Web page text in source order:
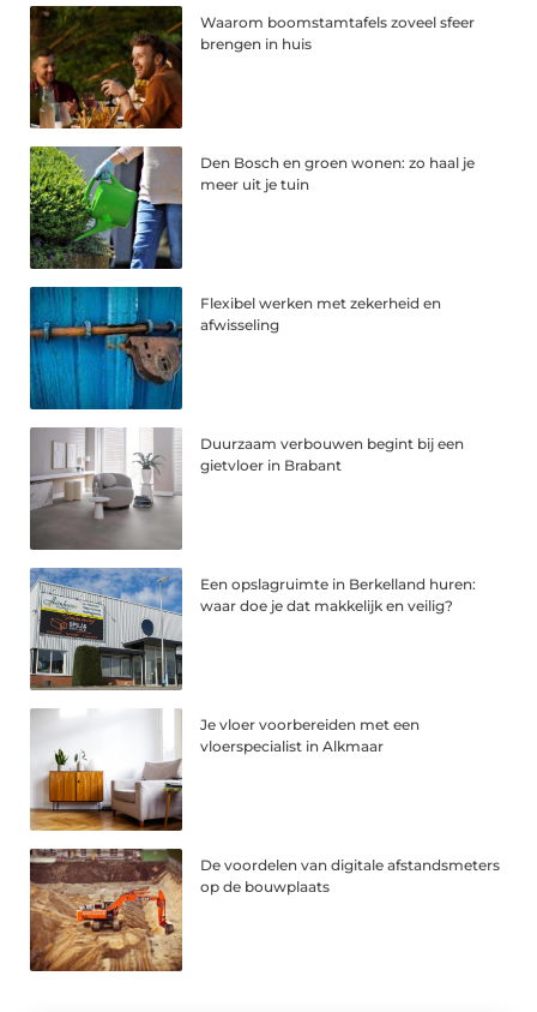
Waarom boomstamtafels zoveel sfeer
brengen in huis
Den Bosch en groen wonen: zo haal je
meer uit je tuin
Flexibel werken met zekerheid en
afwisseling
Duurzaam verbouwen begint bij een
gietvloer in Brabant
Een opslagruimte in Berkelland huren:
waar doe je dat makkelijk en veilig?
Je vloer voorbereiden met een
vloerspecialist in Alkmaar
De voordelen van digitale afstandsmeters
op de bouwplaats